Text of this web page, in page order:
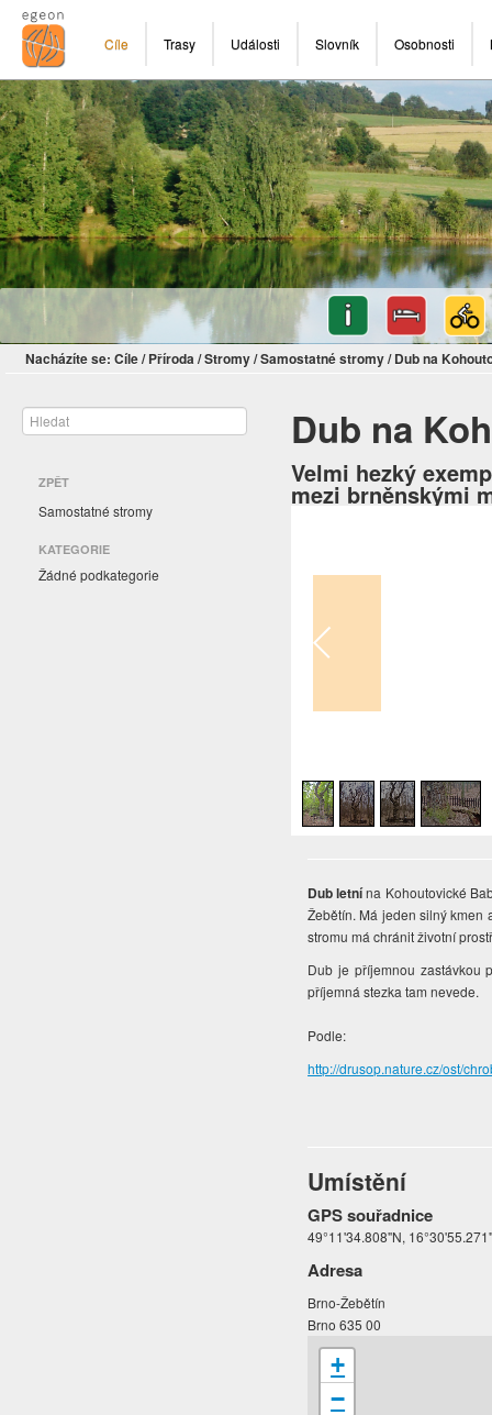
Cíle Trasy Události Slovník Osobnosti
Nacházíte se: Cíle/ Příroda/Stromy/Samostatné stromy/ Dub na
ZPĚT
Samostatné stromy
KATEGORIE
Žádné podkategorie
Dub na
Velmi hezký
mezi brněnskými
Dub letnína Kohoutovické
Žebětín. Má jeden silný kmen
stromu má chránit životní
Dub je příjemnou zastávkou
příjemná stezka tam nevede.
Podle:
http://drusop.nature.cz/ost/
Umístění
GPS souřadnice
49°11'34.808"N,
Adresa
Brno-Žebětín
Brno 635 00
+
−